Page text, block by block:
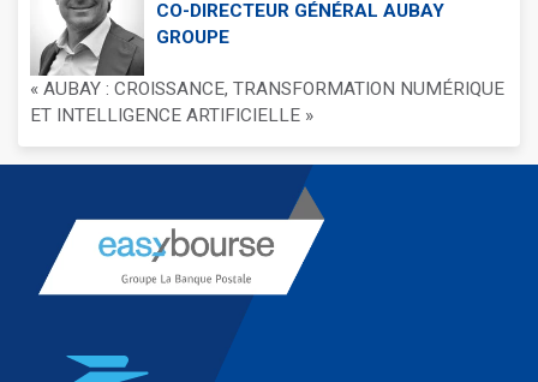
CO-DIRECTEUR GÉNÉRAL AUBAY
GROUPE
« AUBAY : CROISSANCE, TRANSFORMATION NUMÉRIQUE
ET INTELLIGENCE ARTIFICIELLE »